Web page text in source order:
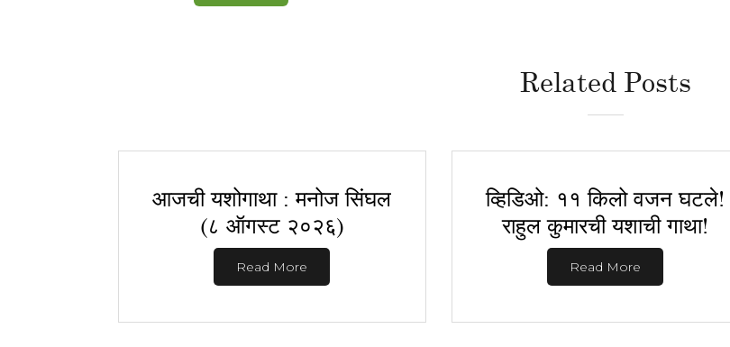
Related Posts
आजची यशोगाथा : मनोज सिंघल
(८ ऑगस्ट २०२६)
Read More
व्हिडिओ: ११ किलो वजन घटले!
राहुल कुमारची यशाची गाथा!
Read More